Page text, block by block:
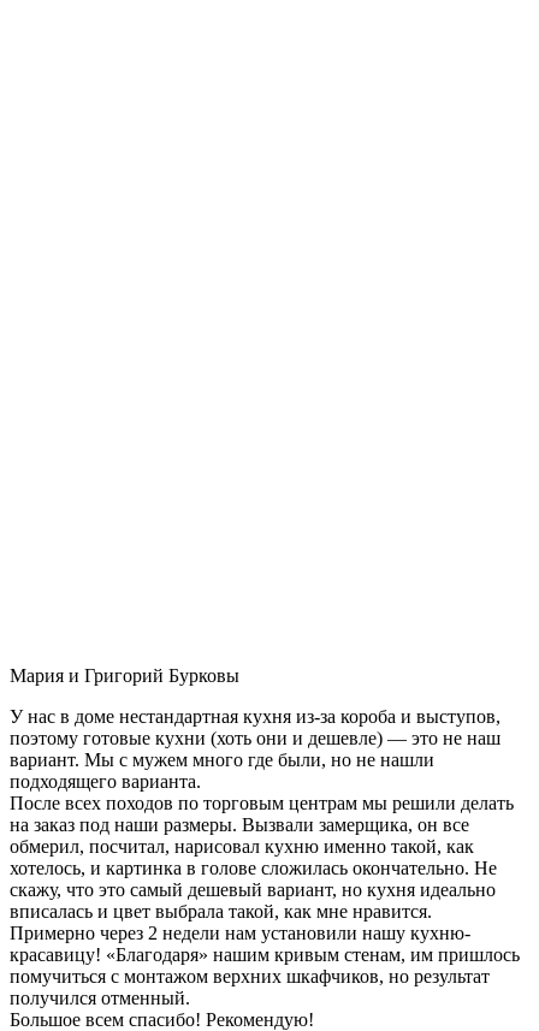
Мария и Григорий Бурковы
У нас в доме нестандартная кухня из-за короба и выступов,
поэтому готовые кухни (хоть они и дешевле) — это не наш
вариант. Мы с мужем много где были, но не нашли
подходящего варианта.
После всех походов по торговым центрам мы решили делать
на заказ под наши размеры. Вызвали замерщика, он все
обмерил, посчитал, нарисовал кухню именно такой, как
хотелось, и картинка в голове сложилась окончательно. Не
скажу, что это самый дешевый вариант, но кухня идеально
вписалась и цвет выбрала такой, как мне нравится.
Примерно через 2 недели нам установили нашу кухню-
красавицу! «Благодаря» нашим кривым стенам, им пришлось
помучиться с монтажом верхних шкафчиков, но результат
получился отменный.
Большое всем спасибо! Рекомендую!